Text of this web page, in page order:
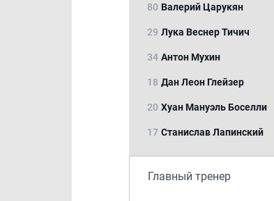
80 Валерий Царукян
29 Лука Веснер Тичич
34 Антон Мухин
18 Дан Леон Глейзер
20 Хуан Мануэль Боселли
17 Станислав Лапинский
Главный тренер